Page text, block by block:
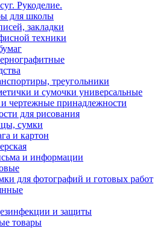
Рукоделие.
для школы
закладки
техники
треугольники
и сумочки универсальные
чертежные принадлежности
для рисования
сумки
и картон
и информации
для фотографий и готовых работ
и защиты
товары